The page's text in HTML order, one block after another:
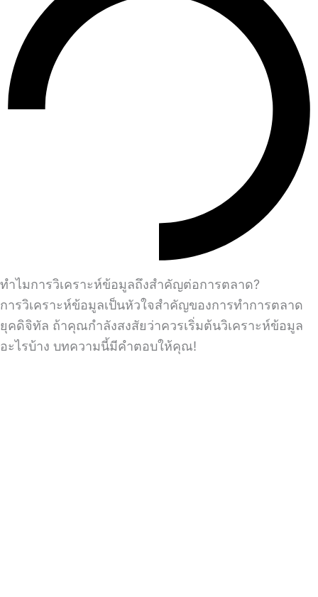
ทำไมการวิเคราะห์ข้อมูลถึงสำคัญต่อการตลาด?
การวิเคราะห์ข้อมูลเป็นหัวใจสำคัญของการทำการตลาด
ยุคดิจิทัล ถ้าคุณกำลังสงสัยว่าควรเริ่มต้นวิเคราะห์ข้อมูล
อะไรบ้าง บทความนี้มีคำตอบให้คุณ!